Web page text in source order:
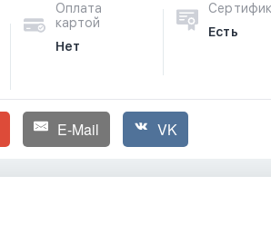
Оплата
картой
Нет
Есть
E-Mail VK